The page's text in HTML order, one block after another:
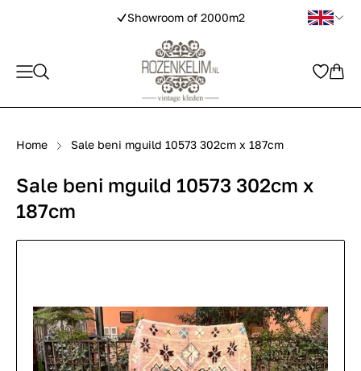
Showroom of 2000m2
Home Sale beni mguild 10573 302cm x 187cm
Sale beni mguild 10573 302cm x
187cm